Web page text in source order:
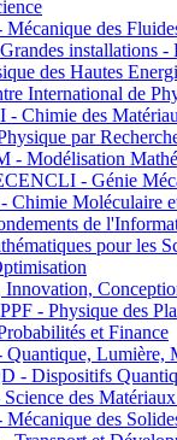
des
installations -
des Hautes
International de
des
par
Modélisation
- Génie
Moléculaire
de
pour les
- Physique des
et Finance
Lumière,
- Dispositifs
des
des